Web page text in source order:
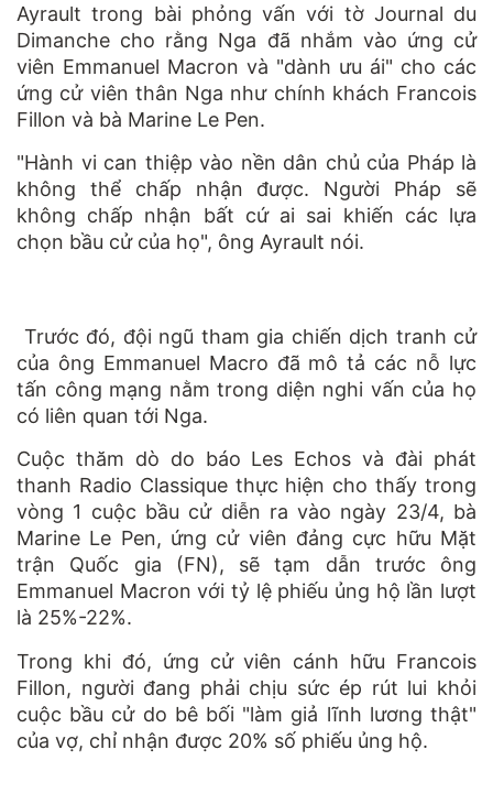
Ayrault trong bài phỏng vấn với tờ Journal du
Dimanche cho rằng Nga đã nhắm vào ứng cử
viên Emmanuel Macron và "dành ưu ái" cho các
ứng cử viên thân Nga như chính khách Francois
Fillon và bà Marine Le Pen.
"Hành vi can thiệp vào nền dân chủ của Pháp là
không thể chấp nhận được. Người Pháp sẽ
không chấp nhận bất cứ ai sai khiến các lựa
chọn bầu cử của họ", ông Ayrault nói.
Trước đó, đội ngũ tham gia chiến dịch tranh cử
của ông Emmanuel Macro đã mô tả các nỗ lực
tấn công mạng nằm trong diện nghi vấn của họ
có liên quan tới Nga.
Cuộc thăm dò do báo Les Echos và đài phát
thanh Radio Classique thực hiện cho thấy trong
vòng 1 cuộc bầu cử diễn ra vào ngày 23/4, bà
Marine Le Pen, ứng cử viên đảng cực hữu Mặt
trận Quốc gia (FN), sẽ tạm dẫn trước ông
Emmanuel Macron với tỷ lệ phiếu ủng hộ lần lượt
là 25%-22%.
Trong khi đó, ứng cử viên cánh hữu Francois
Fillon, người đang phải chịu sức ép rút lui khỏi
cuộc bầu cử do bê bối "làm giả lĩnh lương thật"
của vợ, chỉ nhận được 20% số phiếu ủng hộ.